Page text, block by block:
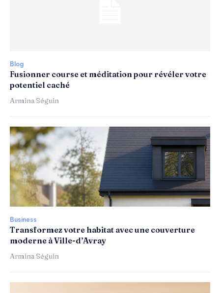
Blog
Fusionner course et méditation pour révéler votre
potentiel caché
Armina Séguin
Business
Transformez votre habitat avec une couverture
moderne à Ville-d’Avray
Armina Séguin